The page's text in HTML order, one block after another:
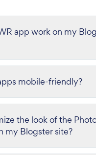
app work on my
mobile-friendly?
the look of the
my Blogster site?